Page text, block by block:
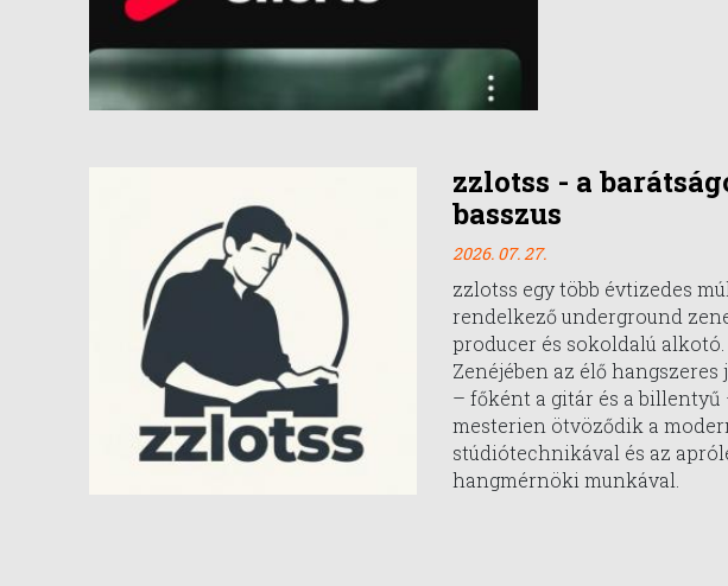
zzlotss - a
basszus
2026. 07. 27.
zzlotss egy több évtizedes
rendelkező underground
producer és sokoldalú alkotó.
Zenéjében az élő hangszeres
– főként a gitár és a billentyű
mesterien ötvöződik a
stúdiótechnikával és az
hangmérnöki munkával.